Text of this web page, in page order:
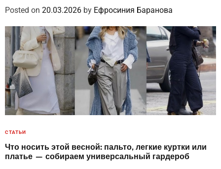
Posted on 20.03.2026 by Ефросиния Баранова
СТАТЬИ
Что носить этой весной: пальто, легкие куртки или
платье — собираем универсальный гардероб